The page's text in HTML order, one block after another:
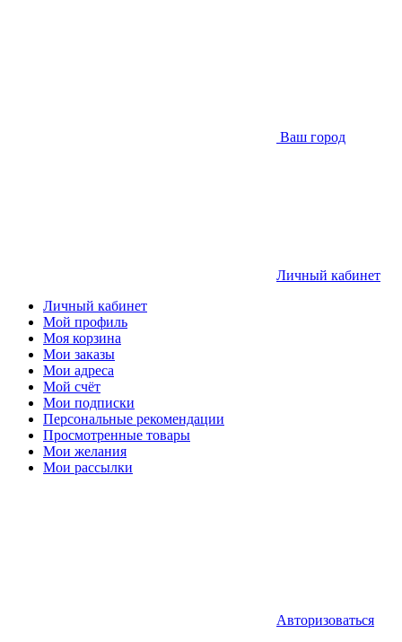
Ваш город
Личный кабинет
Личный кабинет
Мой профиль
Моя корзина
Мои заказы
Мои адреса
Мой счёт
Мои подписки
Персональные рекомендации
Просмотренные товары
Мои желания
Мои рассылки
Авторизоваться